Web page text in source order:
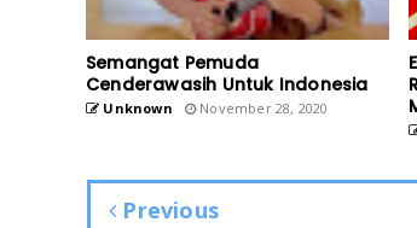
Semangat Pemuda
Cenderawasih Untuk Indonesia
Unknown November 28, 2020
Previous